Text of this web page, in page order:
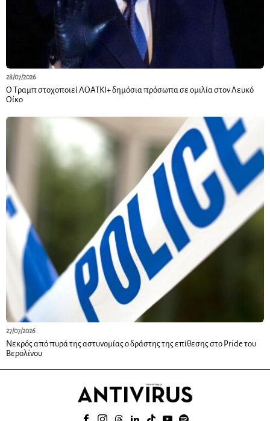
28/07/2026
Ο Τραμπ στοχοποιεί ΛΟΑΤΚΙ+ δημόσια πρόσωπα σε ομιλία στον Λευκό
Οίκο
27/07/2026
Νεκρός από πυρά της αστυνομίας ο δράστης της επίθεσης στο Pride του
Βερολίνου